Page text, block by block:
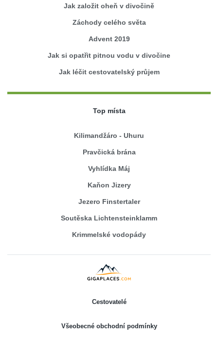
Jak založit oheň v divočině
Záchody celého světa
Advent 2019
Jak si opatřit pitnou vodu v divočine
Jak léčit cestovatelský průjem
Top místa
Kilimandžáro - Uhuru
Pravčická brána
Vyhlídka Máj
Kaňon Jizery
Jezero Finstertaler
Soutěska Lichtensteinklamm
Krimmelské vodopády
Cestovatelé
Všeobecné obchodní podmínky